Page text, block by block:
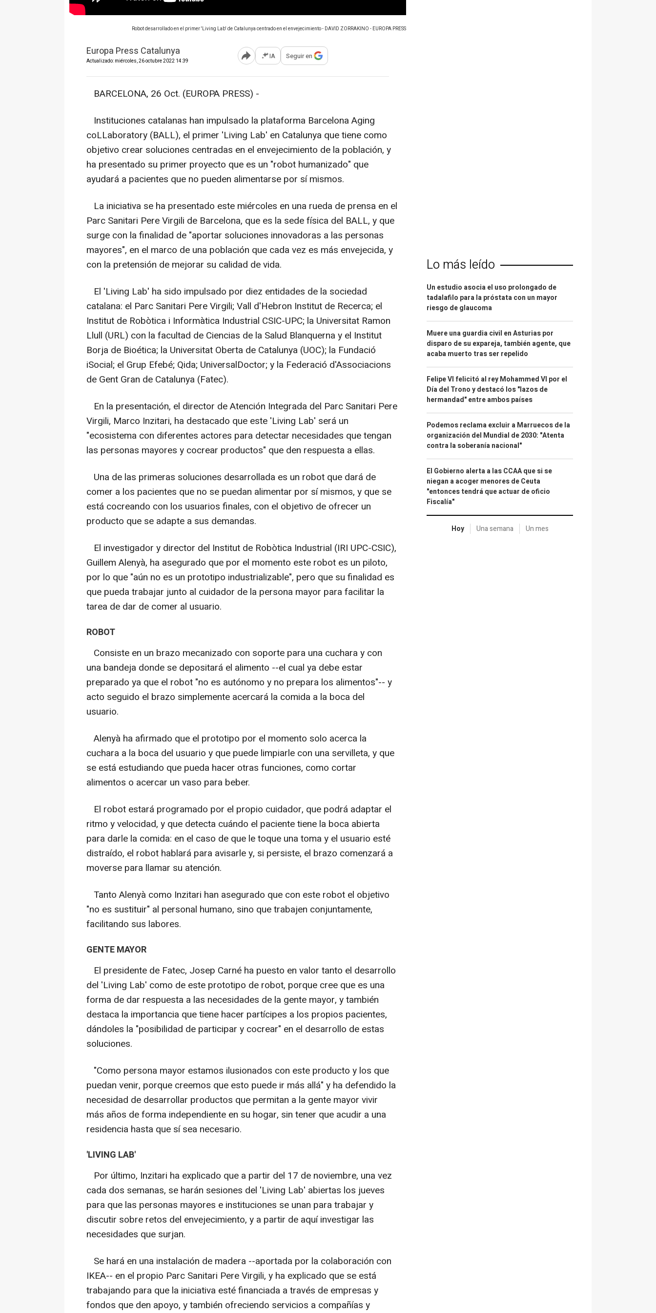
Robot desarrollado en el primer 'Living Lab' de Catalunya centrado en el envejecimiento - DAVID ZORRAKINO - EUROPA PRESS
Europa Press Catalunya
Actualizado: miércoles, 26 octubre 2022 14:39 Abrir opciones para compartir
IA Seguir en
BARCELONA, 26 Oct. (EUROPA PRESS) -
Instituciones catalanas han impulsado la plataforma Barcelona Aging
coLLaboratory (BALL), el primer 'Living Lab' en Catalunya que tiene como
objetivo crear soluciones centradas en el envejecimiento de la población, y
ha presentado su primer proyecto que es un "robot humanizado" que
ayudará a pacientes que no pueden alimentarse por sí mismos.
La iniciativa se ha presentado este miércoles en una rueda de prensa en el
Parc Sanitari Pere Virgili de Barcelona, que es la sede física del BALL, y que
surge con la finalidad de "aportar soluciones innovadoras a las personas
mayores", en el marco de una población que cada vez es más envejecida, y
con la pretensión de mejorar su calidad de vida.
El 'Living Lab' ha sido impulsado por diez entidades de la sociedad
catalana: el Parc Sanitari Pere Virgili; Vall d'Hebron Institut de Recerca; el
Institut de Robòtica i Informàtica Industrial CSIC-UPC; la Universitat Ramon
Llull (URL) con la facultad de Ciencias de la Salud Blanquerna y el Institut
Borja de Bioética; la Universitat Oberta de Catalunya (UOC); la Fundació
iSocial; el Grup Efebé; Qida; UniversalDoctor; y la Federació d'Associacions
de Gent Gran de Catalunya (Fatec).
En la presentación, el director de Atención Integrada del Parc Sanitari Pere
Virgili, Marco Inzitari, ha destacado que este 'Living Lab' será un
"ecosistema con diferentes actores para detectar necesidades que tengan
las personas mayores y cocrear productos" que den respuesta a ellas.
Una de las primeras soluciones desarrollada es un robot que dará de
comer a los pacientes que no se puedan alimentar por sí mismos, y que se
está cocreando con los usuarios finales, con el objetivo de ofrecer un
producto que se adapte a sus demandas.
El investigador y director del Institut de Robòtica Industrial (IRI UPC-CSIC),
Guillem Alenyà, ha asegurado que por el momento este robot es un piloto,
por lo que "aún no es un prototipo industrializable", pero que su finalidad es
que pueda trabajar junto al cuidador de la persona mayor para facilitar la
tarea de dar de comer al usuario.
ROBOT
Consiste en un brazo mecanizado con soporte para una cuchara y con
una bandeja donde se depositará el alimento --el cual ya debe estar
preparado ya que el robot "no es autónomo y no prepara los alimentos"-- y
acto seguido el brazo simplemente acercará la comida a la boca del
usuario.
Alenyà ha afirmado que el prototipo por el momento solo acerca la
cuchara a la boca del usuario y que puede limpiarle con una servilleta, y que
se está estudiando que pueda hacer otras funciones, como cortar
alimentos o acercar un vaso para beber.
El robot estará programado por el propio cuidador, que podrá adaptar el
ritmo y velocidad, y que detecta cuándo el paciente tiene la boca abierta
para darle la comida: en el caso de que le toque una toma y el usuario esté
distraído, el robot hablará para avisarle y, si persiste, el brazo comenzará a
moverse para llamar su atención.
Tanto Alenyà como Inzitari han asegurado que con este robot el objetivo
"no es sustituir" al personal humano, sino que trabajen conjuntamente,
facilitando sus labores.
GENTE MAYOR
El presidente de Fatec, Josep Carné ha puesto en valor tanto el desarrollo
del 'Living Lab' como de este prototipo de robot, porque cree que es una
forma de dar respuesta a las necesidades de la gente mayor, y también
destaca la importancia que tiene hacer partícipes a los propios pacientes,
dándoles la "posibilidad de participar y cocrear" en el desarrollo de estas
soluciones.
"Como persona mayor estamos ilusionados con este producto y los que
puedan venir, porque creemos que esto puede ir más allá" y ha defendido la
necesidad de desarrollar productos que permitan a la gente mayor vivir
más años de forma independiente en su hogar, sin tener que acudir a una
residencia hasta que sí sea necesario.
'LIVING LAB'
Por último, Inzitari ha explicado que a partir del 17 de noviembre, una vez
cada dos semanas, se harán sesiones del 'Living Lab' abiertas los jueves
para que las personas mayores e instituciones se unan para trabajar y
discutir sobre retos del envejecimiento, y a partir de aquí investigar las
necesidades que surjan.
Se hará en una instalación de madera --aportada por la colaboración con
IKEA-- en el propio Parc Sanitari Pere Virgili, y ha explicado que se está
trabajando para que la iniciativa esté financiada a través de empresas y
fondos que den apoyo, y también ofreciendo servicios a compañías y
Lo más leído
Un estudio asocia el uso prolongado de
tadalafilo para la próstata con un mayor
riesgo de glaucoma
Muere una guardia civil en Asturias por
disparo de su expareja, también agente, que
acaba muerto tras ser repelido
Felipe VI felicitó al rey Mohammed VI por el
Día del Trono y destacó los "lazos de
hermandad" entre ambos países
Podemos reclama excluir a Marruecos de la
organización del Mundial de 2030: "Atenta
contra la soberanía nacional"
El Gobierno alerta a las CCAA que si se
niegan a acoger menores de Ceuta
"entonces tendrá que actuar de oficio
Fiscalía"
Hoy Una semana Un mes